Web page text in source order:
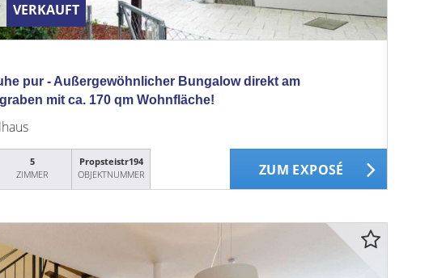
VERKAUFT
pur - Außergewöhnlicher Bungalow direkt am
mit ca. 170 qm Wohnfläche!
5
ZIMMER
Propsteistr194
OBJEKTNUMMER
ZUM EXPOSÉ